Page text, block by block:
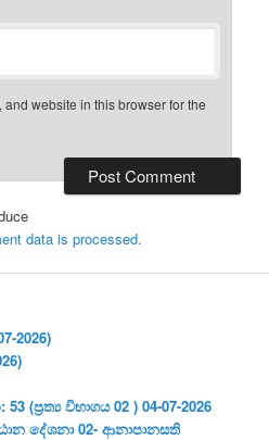
website in this browser for the
data is processed.
2026)
විභාගය 02 ) 04-07-2026
දේශනා 02- ආනාපානසති